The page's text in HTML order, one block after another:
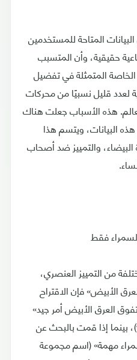
المتاحة للمستخدمين
حقيقية، وأن المتسبب
المتمثلة في تفضيل
لعدد قليل نسبيًا من محركات
هذه الأسباب جعلت هناك
البيانات، ويتسم هذا
والتمييز ضد أصحاب
فقط
من التمييز العنصري،
الأبيض» فإن الاقتراح
العرق الأبيض أمر جيد»
(white supremacy is good)، بينما إذا قمت بالبحث عن
مهمة» (اسم مجموعة